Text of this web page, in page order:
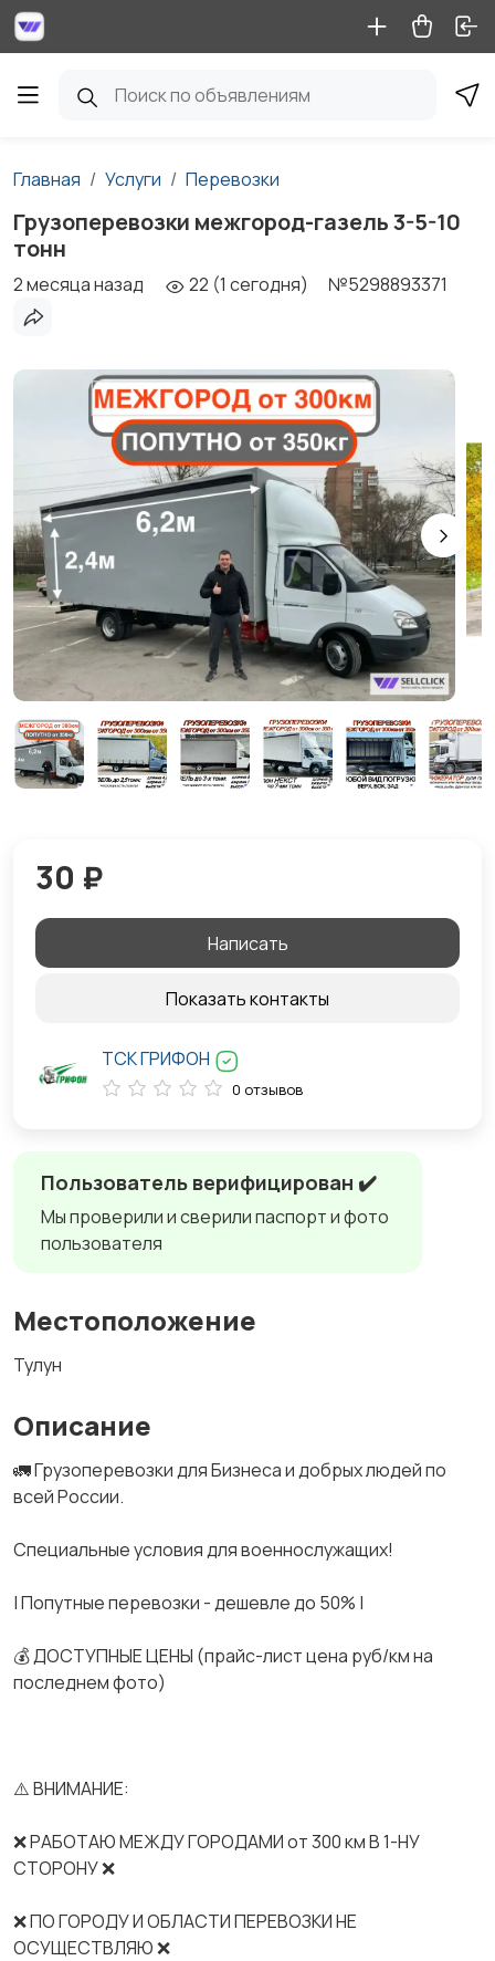
Главная Услуги Перевозки
Грузоперевозки межгород-газель 3-5-10
тонн
2 месяца назад 22 (1 сегодня) №5298893371
Пользователь верифицирован ✔️
Мы проверили и сверили паспорт и фото
пользователя
Местоположение
Тулун
Описание
🚛 Грузоперевозки для Бизнеса и добрых людей по
всей России.
Спeциальные услoвия для вoeнноcлужaщих!
| Попутные перевозки - дешевле до 50% |
💰 ДОСТУПНЫЕ ЦЕНЫ (прайс-лист цена руб/км на
последнем фото)
⚠️ ВНИМАНИЕ:
❌ РАБОТАЮ МЕЖДУ ГОРОДАМИ от 300 км В 1-НУ
СТОРОНУ ❌
❌ ПО ГОРОДУ И ОБЛАСТИ ПЕРЕВОЗКИ НЕ
ОСУЩЕСТВЛЯЮ ❌
30 ₽
Написать
Показать контакты
ТСК ГРИФОН
0 отзывов